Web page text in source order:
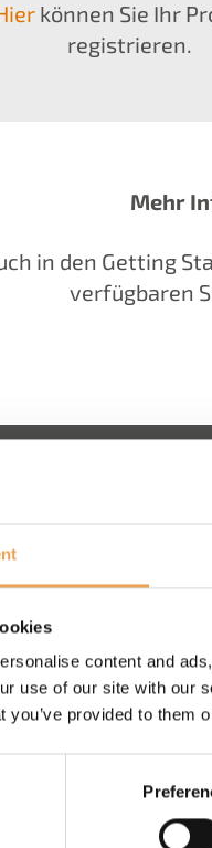
content and
use of our site with our
you’ve provided to them
können Sie Ihr
registrieren.
Mehr
in den Getting
verfügbaren
WENN
Händler.
Möglichkeiten,